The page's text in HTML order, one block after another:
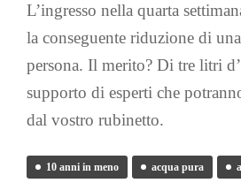
L’ingresso nella quarta
la conseguente riduzione di
persona. Il merito? Di tre litri
supporto di esperti che
dal vostro rubinetto.
10 anni in meno acqua pura